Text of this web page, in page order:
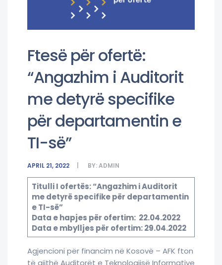
Ftesë për ofertë:
“Angazhim i Auditorit
me detyrë specifike
për departamentin e
TI-së”
APRIL 21, 2022 BY:ADMIN
Titulli I ofertës: “Angazhim i Auditorit
me detyrë specifike për departamentin
e TI-së”
Data e hapjes për ofertim: 22.04.2022
Data e mbylljes për ofertim: 29.04.2022
Agjencioni për financim në Kosovë – AFK fton
të gjithë Auditorët e Teknologjisë Informative